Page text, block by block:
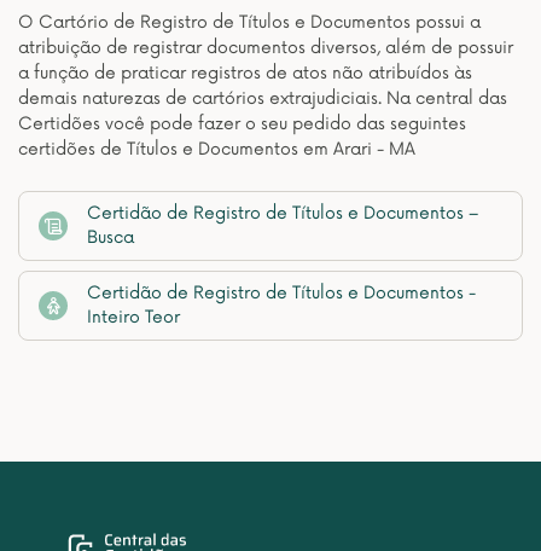
O Cartório de Registro de Títulos e Documentos possui a
atribuição de registrar documentos diversos, além de possuir
a função de praticar registros de atos não atribuídos às
demais naturezas de cartórios extrajudiciais. Na central das
Certidões você pode fazer o seu pedido das seguintes
certidões de Títulos e Documentos em Arari - MA
Certidão de Registro de Títulos e Documentos –
Busca
Certidão de Registro de Títulos e Documentos -
Inteiro Teor